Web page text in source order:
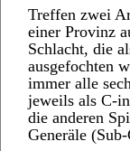
Treffen zwei
einer Provinz
Schlacht, die
ausgefochten
immer alle
jeweils als C-
die anderen
Generäle